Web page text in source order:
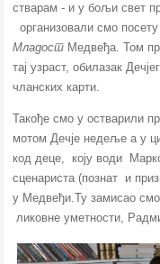
стварам - и у бољи свет
организовали смо
Младост Медвеђа. Том
тај узраст, обилазак
чланских карти.
Такође смо у остварили
мотом Дечје недеље а у
код деце, коју води
сценариста (познат и
у Медвеђи.Ту замисао
ликовне уметности,